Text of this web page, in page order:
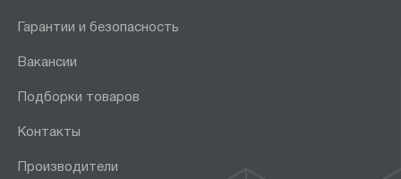
Гарантии и безопасность
Вакансии
Подборки товаров
Контакты
Производители